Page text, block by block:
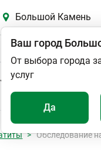
Большой Камень
Ваш город
От выбора города
услуг
Да
Обследование